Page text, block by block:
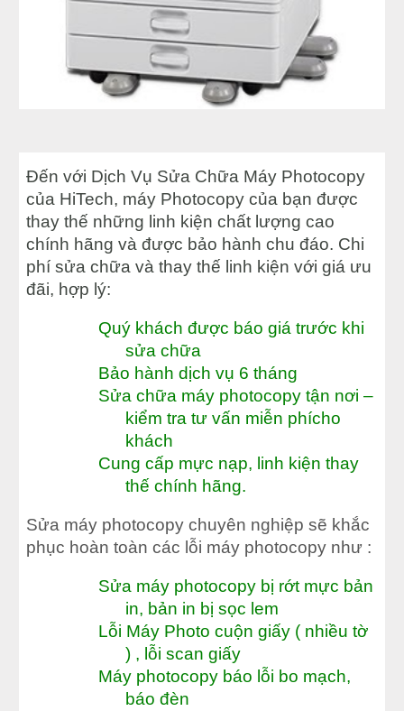
Đến với Dịch Vụ Sửa Chữa Máy Photocopy
của HiTech, máy Photocopy của bạn được
thay thế những linh kiện chất lượng cao
chính hãng và được bảo hành chu đáo. Chi
phí sửa chữa và thay thế linh kiện với giá ưu
đãi, hợp lý:
Quý khách được báo giá trước khi
sửa chữa
Bảo hành dịch vụ 6 tháng
Sửa chữa máy photocopy tận nơi –
kiểm tra tư vấn miễn phícho
khách
Cung cấp mực nạp, linh kiện thay
thế chính hãng.
Sửa máy photocopy chuyên nghiệp sẽ khắc
phục hoàn toàn các lỗi máy photocopy như :
Sửa máy photocopy bị rớt mực bản
in, bản in bị sọc lem
Lỗi Máy Photo cuộn giấy ( nhiều tờ
) , lỗi scan giấy
Máy photocopy báo lỗi bo mạch,
báo đèn